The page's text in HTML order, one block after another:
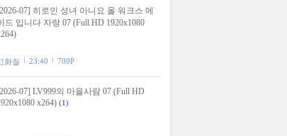
07] 히로인 성녀 아니요 올 워크스 메
드 입니다 자랑 07 (Full HD 1920x1080
화질 23:40 700P
07] LV999의 마을사람 07 (Full HD
x264) (1)